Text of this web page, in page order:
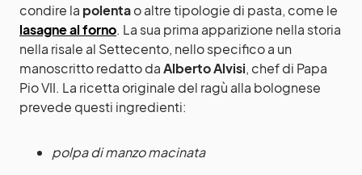
condire la polentao altre tipologie di pasta, come le
lasagneal forno. La sua prima apparizione nella storia
nella risale al Settecento, nello specifico a un
manoscritto redatto daAlberto Alvisi, chef di Papa
Pio VII. La ricetta originale del ragù alla bolognese
prevede questi ingredienti:
polpa di manzo macinata